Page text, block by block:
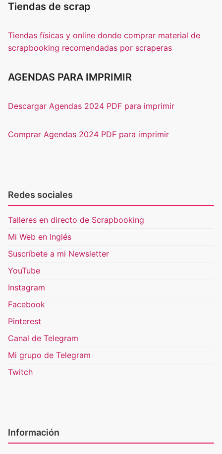
Tiendas de scrap
Tiendas físicas y online donde comprar material de
scrapbooking recomendadas por scraperas
AGENDAS PARA IMPRIMIR
Descargar Agendas 2024 PDF para imprimir
Comprar Agendas 2024 PDF para imprimir
Redes sociales
Talleres en directo de Scrapbooking
Mi Web en Inglés
Suscríbete a mi Newsletter
YouTube
Instagram
Facebook
Pinterest
Canal de Telegram
Mi grupo de Telegram
Twitch
Información